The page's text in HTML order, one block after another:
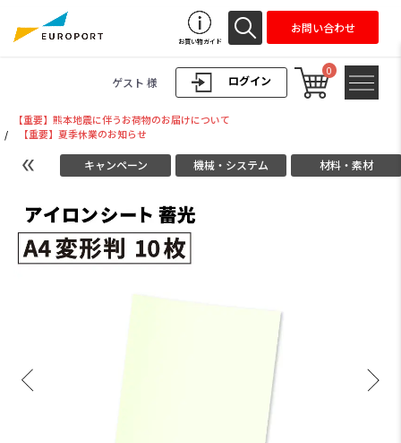
ログイン
ゲスト 様
0
お買い物ガイド
お問い合わせ
【重要】熊本地震に伴うお荷物のお届けについて
/
【重要】夏季休業のお知らせ
キャンペーン 機械・システム 材料・素材